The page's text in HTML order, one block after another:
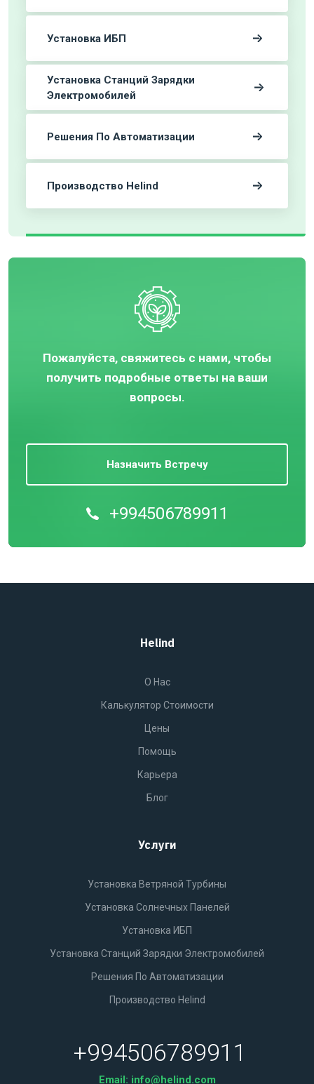
Установка ИБП
Установка Станций Зарядки
Электромобилей
Решения По Автоматизации
Производство Helind
Пожалуйста, свяжитесь с нами, чтобы
получить подробные ответы на ваши
вопросы.
Назначить Встречу
+994506789911
Helind
O Нас
Калькулятор Стоимости
Цены
Помощь
Карьера
Блог
Услуги
Установка Ветряной Турбины
Установка Солнечных Панелей
Установка ИБП
Установка Станций Зарядки Электромобилей
Решения По Автоматизации
Производство Helind
+994506789911
Email: info@helind.com